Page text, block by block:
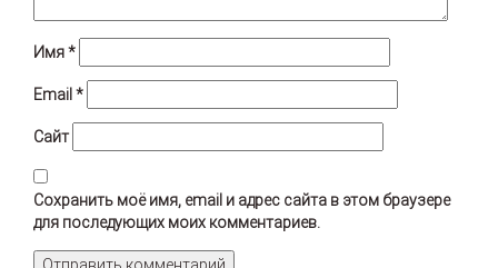
Имя*
Email *
Сайт
Сохранить моё имя, email и адрес сайта в этом браузере
для последующих моих комментариев.